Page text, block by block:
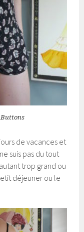
de vacances et
suis pas du tout
trop grand ou
déjeuner ou le